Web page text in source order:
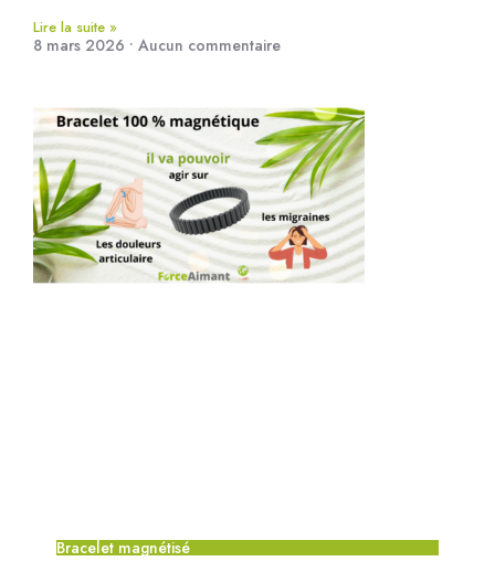
Lire la suite »
8 mars 2026 Aucun commentaire
Bracelet magnétisé